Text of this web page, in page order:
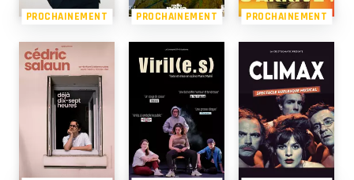
PROCHAINEMENT PROCHAINEMENT PROCHAINEMENT